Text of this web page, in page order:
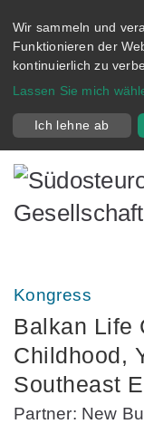
Wir sammeln und
Funktionieren der
kontinuierlich zu
Lassen Sie mich
Ich lehne ab
Kongress
Balkan Life
Childhood,
Southeast
Partner: New